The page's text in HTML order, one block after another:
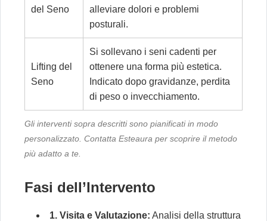
del Seno
alleviare dolori e problemi
posturali.
Lifting del
Seno
Si sollevano i seni cadenti per
ottenere una forma più estetica.
Indicato dopo gravidanze, perdita
di peso o invecchiamento.
Gli interventi sopra descritti sono pianificati in modo
personalizzato. Contatta Esteaura per scoprire il metodo
più adatto a te.
Fasi dell’Intervento
1. Visita e Valutazione: Analisi della struttura